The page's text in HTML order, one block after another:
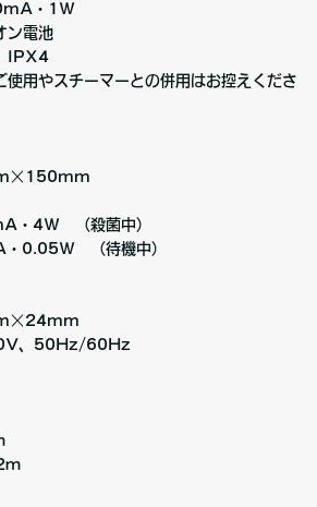
・1W
ン電池
IPX4
使用やスチーマーとの併用はお控えくださ
・4W （殺菌中）
（待機中）
、50Hz/60Hz
ｍ